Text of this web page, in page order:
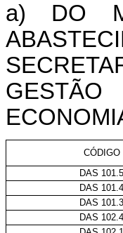
a) DO
CÓDIGO
DAS 101.5
DAS 101.4
DAS 101.3
DAS 102.4